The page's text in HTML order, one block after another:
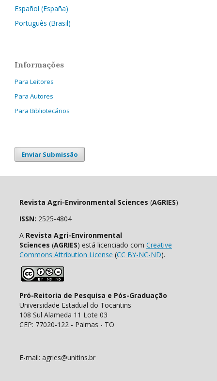
Español (España)
Português (Brasil)
Informações
Para Leitores
Para Autores
Para Bibliotecários
Enviar Submissão
Revista Agri-Environmental Sciences (AGRIES)
ISSN: 2525-4804
A Revista Agri-Environmental
Sciences (AGRIES) está licenciado com Creative
Commons Attribution License (CC BY-NC-ND).
Pró-Reitoria de Pesquisa e Pós-Graduação
Universidade Estadual do Tocantins
108 Sul Alameda 11 Lote 03
CEP: 77020-122 - Palmas - TO
E-mail: agries@unitins.br